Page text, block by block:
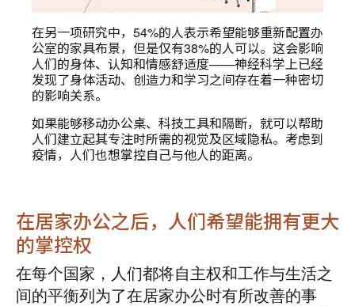
在另一项研究中，54%的人表示希望能够重新配置办
公室的家具布景，但是仅有38%的人可以。这会影响
人们的身体、认知和情感舒适度——神经科学上已经
发现了身体活动、创造力和学习之间存在着一种密切
的影响关系。
如果能够移动办公桌、科技工具和隔断，就可以帮助
人们建立起其专注时所需的视觉及区域隐私。考虑到
疫情，人们也想掌控自己与他人的距离。
在居家办公之后，人们希望能拥有更大
的掌控权
在每个国家，人们都将自主权和工作与生活之
间的平衡列为了在居家办公时有所改善的事